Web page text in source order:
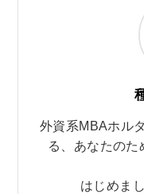
外資系MBAホル
る、あなたのた
はじめま